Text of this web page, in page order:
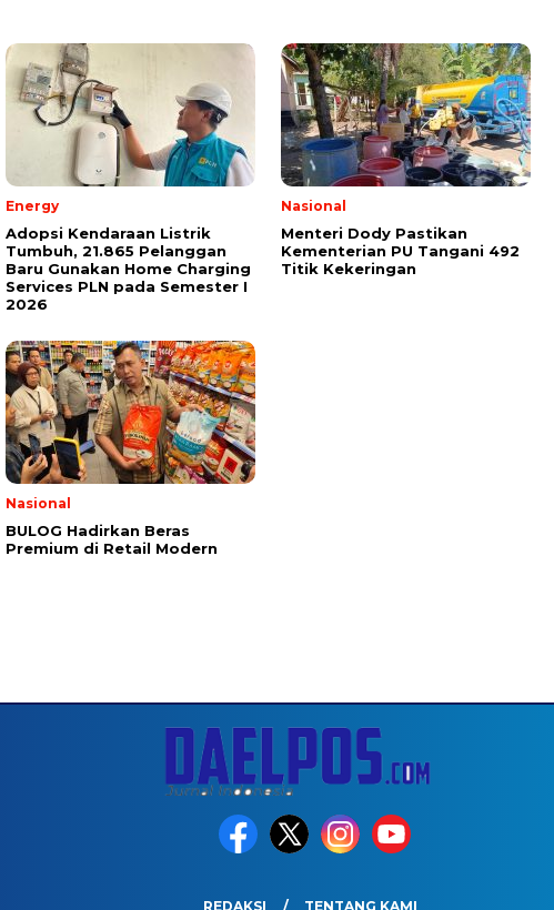
Energy
Adopsi Kendaraan Listrik
Tumbuh, 21.865 Pelanggan
Baru Gunakan Home Charging
Services PLN pada Semester I
2026
Nasional
Menteri Dody Pastikan
Kementerian PU Tangani 492
Titik Kekeringan
Nasional
BULOG Hadirkan Beras
Premium di Retail Modern
REDAKSI TENTANG KAMI